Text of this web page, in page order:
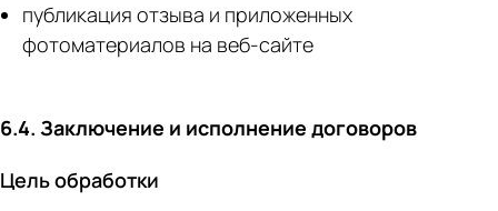
публикация отзыва и приложенных
фотоматериалов на веб-сайте
6.4. Заключение и исполнение договоров
Цель обработки